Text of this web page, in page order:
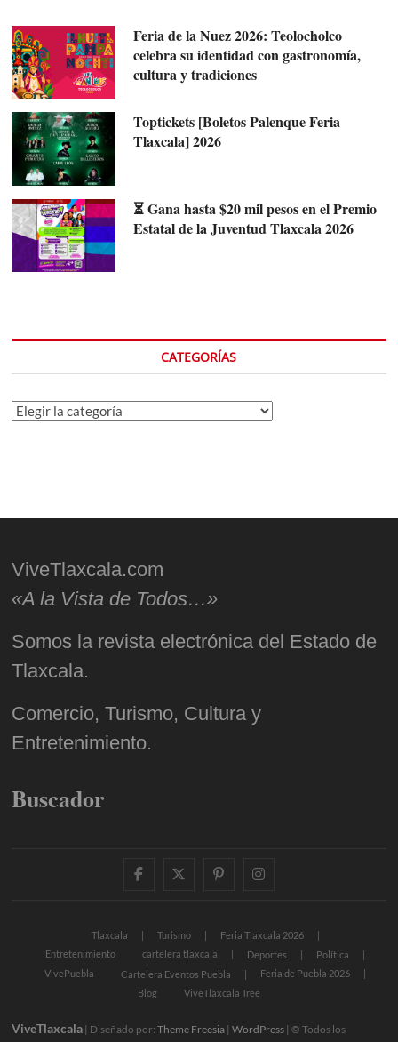
Feria de la Nuez 2026: Teolocholco
celebra su identidad con gastronomía,
cultura y tradiciones
Toptickets [Boletos Palenque Feria
Tlaxcala] 2026
⏳ Gana hasta $20 mil pesos en el Premio
Estatal de la Juventud Tlaxcala 2026
CATEGORÍAS
Categorías
ViveTlaxcala.com
«A la Vista de Todos…»
Somos la revista electrónica del Estado de
Tlaxcala.
Comercio, Turismo, Cultura y
Entretenimiento.
Buscador
facebooktwitter
pinterestinstagram
Tlaxcala Turismo
Feria Tlaxcala 2026
Entretenimiento
cartelera tlaxcala Deportes
Política
VivePuebla
Cartelera Eventos Puebla
Feria de Puebla 2026
Blog
ViveTlaxcala Tree
ViveTlaxcala | Diseñado por:Theme Freesia |WordPress | © Todos los